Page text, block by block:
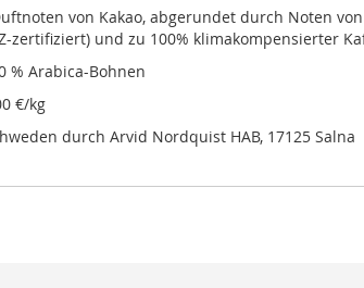
von Kakao, abgerundet durch Noten
zertifiziert) und zu 100% klimakompensierter
% Arabica-Bohnen
€/kg
durch Arvid Nordquist HAB, 17125 Salna